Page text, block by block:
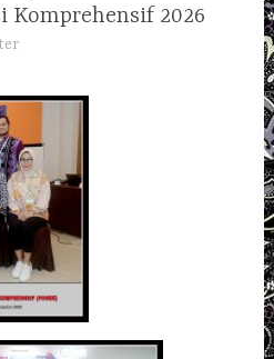
Komprehensif 2026